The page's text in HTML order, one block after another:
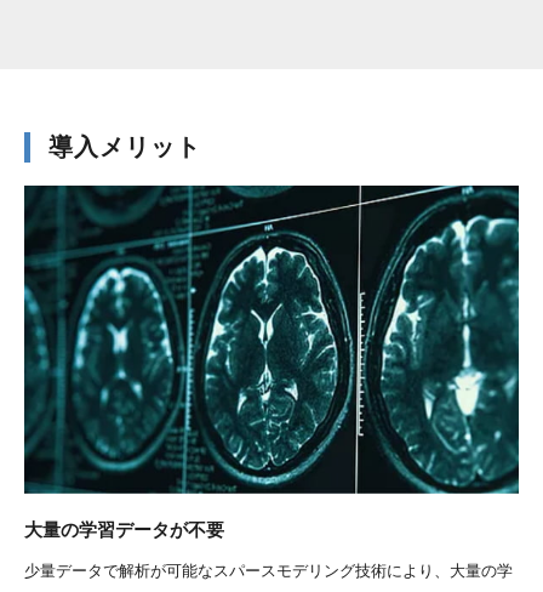
導入メリット
大量の学習データが不要
少量データで解析が可能なスパースモデリング技術により、大量の学